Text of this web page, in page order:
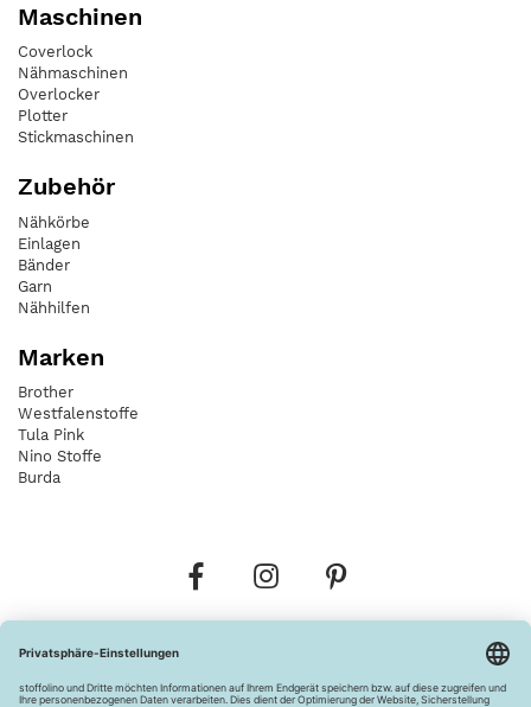
Maschinen
Coverlock
Nähmaschinen
Overlocker
Plotter
Stickmaschinen
Zubehör
Nähkörbe
Einlagen
Bänder
Garn
Nähhilfen
Marken
Brother
Westfalenstoffe
Tula Pink
Nino Stoffe
Burda